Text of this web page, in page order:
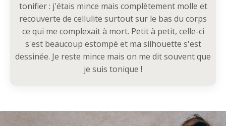
tonifier : j'étais mince mais complètement molle et
recouverte de cellulite surtout sur le bas du corps
ce qui me complexait à mort. Petit à petit, celle-ci
s'est beaucoup estompé et ma silhouette s'est
dessinée. Je reste mince mais on me dit souvent que
je suis tonique !